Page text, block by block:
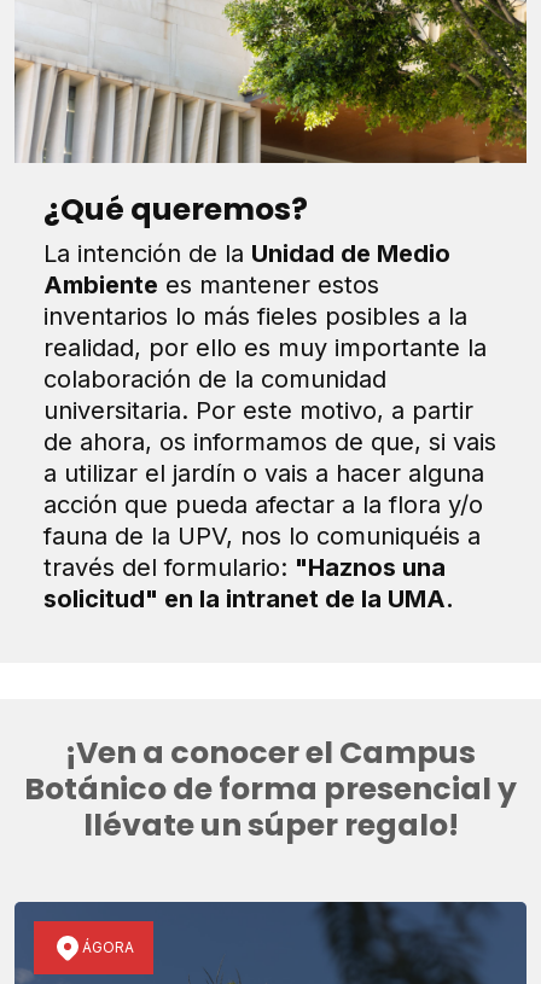
¿Qué queremos?
La intención de la Unidad de Medio
Ambiente es mantener estos
inventarios lo más fieles posibles a la
realidad, por ello es muy importante la
colaboración de la comunidad
universitaria. Por este motivo, a partir
de ahora, os informamos de que, si vais
a utilizar el jardín o vais a hacer alguna
acción que pueda afectar a la flora y/o
fauna de la UPV, nos lo comuniquéis a
través del formulario: "Haznos una
solicitud" en la intranet de la UMA.
¡Ven a conocer el Campus
Botánico de forma presencial y
llévate un súper regalo!
ÁGORA